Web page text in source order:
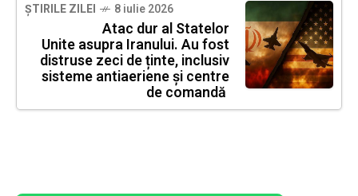
ȘTIRILE ZILEI 8 iulie 2026
Atac dur al Statelor
Unite asupra Iranului. Au fost
distruse zeci de ținte, inclusiv
sisteme antiaeriene și centre
de comandă